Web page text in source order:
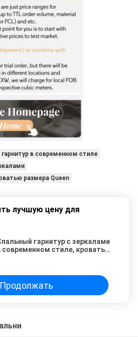
в современном стиле
размера Queen
лучшую цену для
гарнитур с зеркалами
современном стиле, кровать
Продолжать